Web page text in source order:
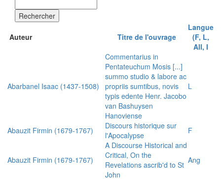
Rechercher
Auteur Titre de l'ouvrage
Langue
(F, L,
All, I
Abarbanel Isaac (1437-1508)
Commentarius in
Pentateuchum Mosis [...]
summo studio & labore ac
propriis sumtibus, novis
typis edente Henr. Jacobo
van Bashuysen
Hanoviense
L
Abauzit Firmin (1679-1767)
Discours historique sur
l'Apocalypse
F
Abauzit Firmin (1679-1767)
A Discourse Historical and
Critical, On the
Revelations ascrib'd to St
John
Ang